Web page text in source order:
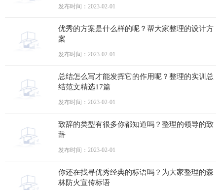
发布时间：2023-02-01
优秀的方案是什么样的呢？帮大家整理的设计方
案
发布时间：2023-02-01
总结怎么写才能发挥它的作用呢？整理的实训总
结范文精选17篇
发布时间：2023-02-01
致辞的类型有很多你都知道吗？整理的领导的致
辞
发布时间：2023-02-01
你还在找寻优秀经典的标语吗？为大家整理的森
林防火宣传标语